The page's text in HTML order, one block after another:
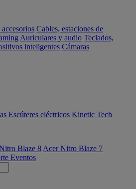
Cables, estaciones de
Auriculares y audio Teclados,
inteligentes Cámaras
Escúteres eléctricos Kinetic Tech
Blaze 8 Acer Nitro Blaze 7
Eventos